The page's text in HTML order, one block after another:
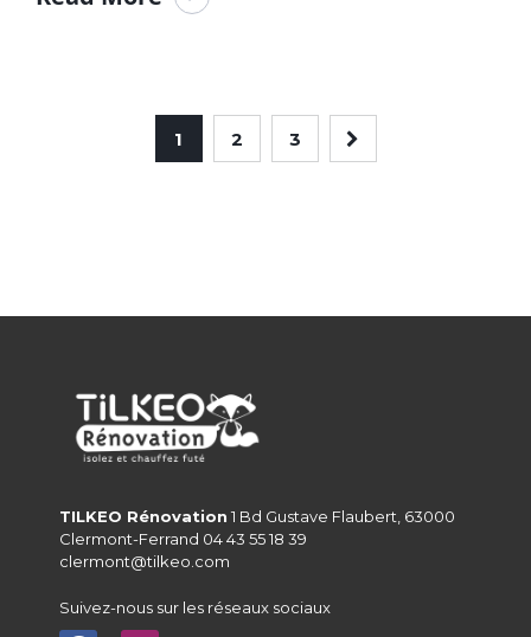
1 2 3
TILKEO Rénovation 1 Bd Gustave Flaubert, 63000
Clermont-Ferrand 04 43 55 18 39
clermont@tilkeo.com
Suivez-nous sur les réseaux sociaux